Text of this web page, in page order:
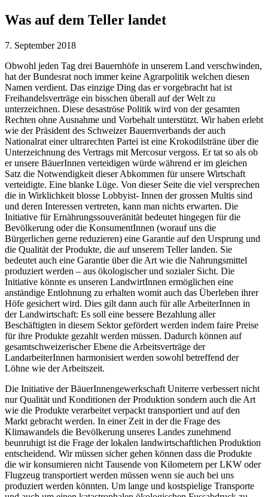
Was auf dem Teller landet
7. September 2018
Obwohl jeden Tag drei Bauernhöfe in unserem Land verschwinden,
hat der Bundesrat noch immer keine Agrarpolitik welchen diesen
Namen verdient. Das einzige Ding das er vorgebracht hat ist
Freihandelsverträge ein bisschen überall auf der Welt zu
unterzeichnen. Diese desaströse Politik wird von der gesamten
Rechten ohne Ausnahme und Vorbehalt unterstützt. Wir haben erlebt
wie der Präsident des Schweizer Bauernverbands der auch
Nationalrat einer ultrarechten Partei ist eine Krokodilsträne über die
Unterzeichnung des Vertrags mit Mercosur vergoss. Er tat so als ob
er unsere BäuerInnen verteidigen würde während er im gleichen
Satz die Notwendigkeit dieser Abkommen für unsere Wirtschaft
verteidigte. Eine blanke Lüge. Von dieser Seite die viel versprechen
die in Wirklichkeit blosse Lobbyist- Innen der grossen Multis sind
und deren Interessen vertreten, kann man nichts erwarten. Die
Initiative für Ernährungssouveränität bedeutet hingegen für die
Bevölkerung oder die KonsumentInnen (worauf uns die
Bürgerlichen gerne reduzieren) eine Garantie auf den Ursprung und
die Qualität der Produkte, die auf unserem Teller landen. Sie
bedeutet auch eine Garantie über die Art wie die Nahrungsmittel
produziert werden – aus ökologischer und sozialer Sicht. Die
Initiative könnte es unseren LandwirtInnen ermöglichen eine
anständige Entlohnung zu erhalten womit auch das Überleben ihrer
Höfe gesichert wird. Dies gilt dann auch für alle ArbeiterInnen in
der Landwirtschaft: Es soll eine bessere Bezahlung aller
Beschäftigten in diesem Sektor gefördert werden indem faire Preise
für ihre Produkte gezahlt werden müssen. Dadurch können auf
gesamtschweizerischer Ebene die Arbeitsverträge der
LandarbeiterInnen harmonisiert werden sowohl betreffend der
Löhne wie der Arbeitszeit.
Die Initiative der BäuerInnengewerkschaft Uniterre verbessert nicht
nur Qualität und Konditionen der Produktion sondern auch die Art
wie die Produkte verarbeitet verpackt transportiert und auf den
Markt gebracht werden. In einer Zeit in der die Frage des
Klimawandels die Bevölkerung unseres Landes zunehmend
beunruhigt ist die Frage der lokalen landwirtschaftlichen Produktion
entscheidend. Wir müssen sicher gehen können dass die Produkte
die wir konsumieren nicht Tausende von Kilometern per LKW oder
Flugzeug transportiert werden müssen wenn sie auch bei uns
produziert werden könnten. Um lange und kostspielige Transporte